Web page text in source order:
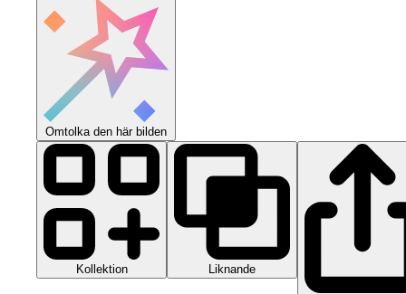
Omtolka den här bilden
Kollektion Liknande